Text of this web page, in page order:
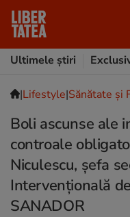
Ultimele știri
|Lifestyle|Sănătate și
Boli ascunse ale
controale
Niculescu, șefa
Intervențională
SANADOR